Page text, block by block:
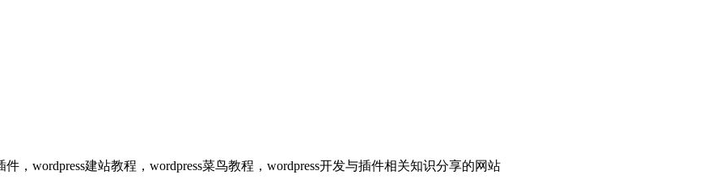
，wordpress建站教程，wordpress菜鸟教程，wordpress开发与插件相关知识分享的网站